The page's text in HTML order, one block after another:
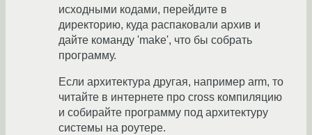
исходными кодами, перейдите в
директорию, куда распаковали архив и
дайте команду 'make', что бы собрать
программу.
Если архитектура другая, например arm, то
читайте в интернете про cross компиляцию
и собирайте программу под архитектуру
системы на роутере.